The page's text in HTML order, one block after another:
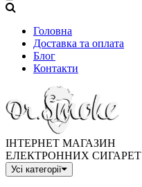
Головна
Доставка та оплата
Блог
Контакти
ІНТЕРНЕТ МАГАЗИН
ЕЛЕКТРОННИХ СИГАРЕТ
Усі категорії